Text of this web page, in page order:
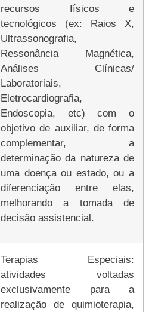
recursos físicos e
tecnológicos (ex: Raios X,
Ultrassonografia,
Ressonância Magnética,
Análises Clínicas/
Laboratoriais,
Eletrocardiografia,
Endoscopia, etc) com o
objetivo de auxiliar, de forma
complementar, a
determinação da natureza de
uma doença ou estado, ou a
diferenciação entre elas,
melhorando a tomada de
decisão assistencial.
Terapias Especiais:
atividades voltadas
exclusivamente para a
realização de quimioterapia,